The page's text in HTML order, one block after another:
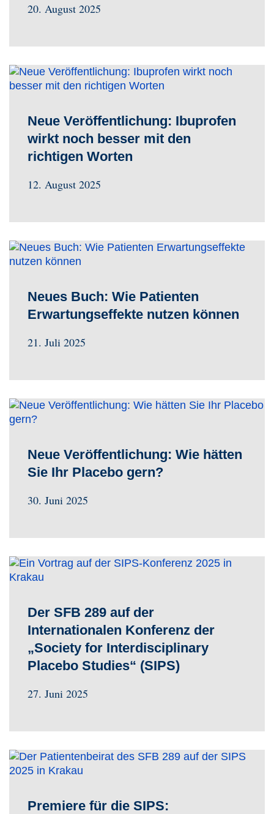
20. August 2025
Neue Veröffentlichung: Ibuprofen
wirkt noch besser mit den
richtigen Worten
12. August 2025
Neues Buch: Wie Patienten
Erwartungseffekte nutzen können
21. Juli 2025
Neue Veröffentlichung: Wie hätten
Sie Ihr Placebo gern?
30. Juni 2025
Der SFB 289 auf der
Internationalen Konferenz der
„Society for Interdisciplinary
Placebo Studies“ (SIPS)
27. Juni 2025
Premiere für die SIPS: